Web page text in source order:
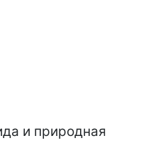
и природная